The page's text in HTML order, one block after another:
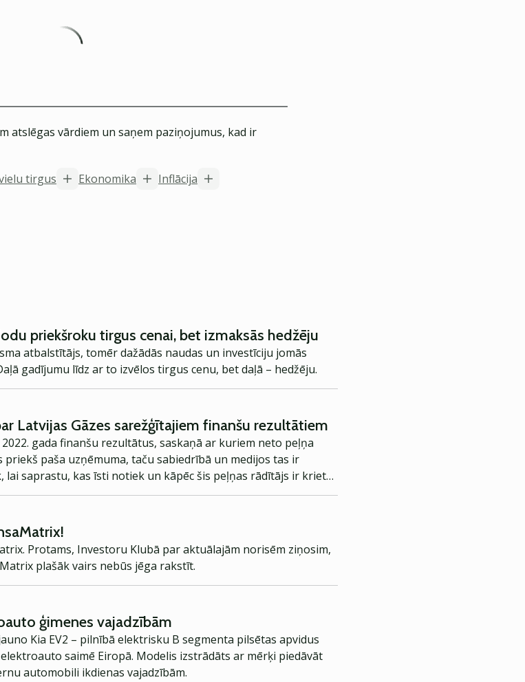
atslēgas vārdiem un saņem paziņojumus, kad ir
tirgus Ekonomika Inflācija
priekšroku tirgus cenai, bet izmaksās hedžēju
atbalstītājs, tomēr dažādās naudas un investīciju jomās
gadījumu līdz ar to izvēlos tirgus cenu, bet daļā – hedžēju.
Latvijas Gāzes sarežģītajiem finanšu rezultātiem
gada finanšu rezultātus, saskaņā ar kuriem neto peļņa
paša uzņēmuma, taču sabiedrībā un medijos tas ir
lai saprastu, kas īsti notiek un kāpēc šis peļņas rādītājs ir krietni
Protams, Investoru Klubā par aktuālajām norisēm ziņosim,
plašāk vairs nebūs jēga rakstīt.
ģimenes vajadzībām
Kia EV2 – pilnībā elektrisku B segmenta pilsētas apvidus
saimē Eiropā. Modelis izstrādāts ar mērķi piedāvāt
automobili ikdienas vajadzībām.